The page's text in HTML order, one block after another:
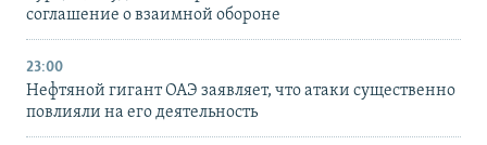
соглашение о взаимной обороне
23:00
Нефтяной гигант ОАЭ заявляет, что атаки существенно
повлияли на его деятельность